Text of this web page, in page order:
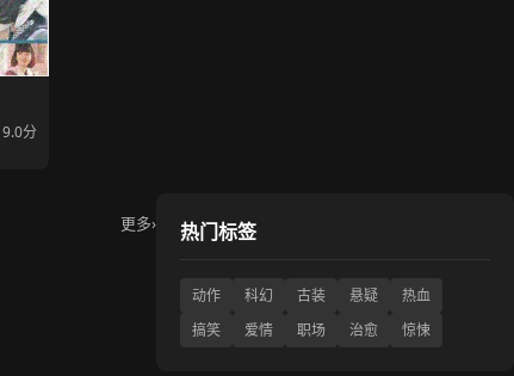
9.0分
更多› 热门标签
动作 科幻 古装 悬疑
热血
搞笑
爱情 职场 治愈 惊悚